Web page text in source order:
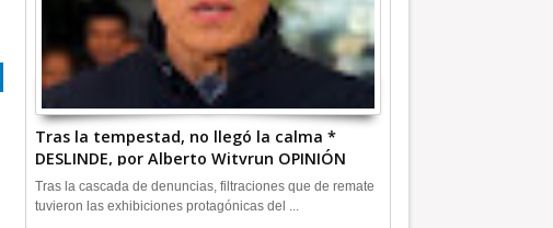
Tras la tempestad, no llegó la calma *
DESLINDE, por Alberto Witvrun OPINIÓN
Tras la cascada de denuncias, filtraciones que de remate
tuvieron las exhibiciones protagónicas del ...